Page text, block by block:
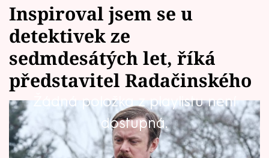
Témata
Celebrity
Vztahy
Seriály
Inspiroval jsem se u
detektivek ze
sedmdesátých let, říká
představitel Radačinského
Žádná položka z playlistu není
dostupná.
Neustále žvýkající Radačinský, velitel
Mordparty, lezl nejen všem seriálovým
vyšetřovatelům na nervy. Nevelké sympatie